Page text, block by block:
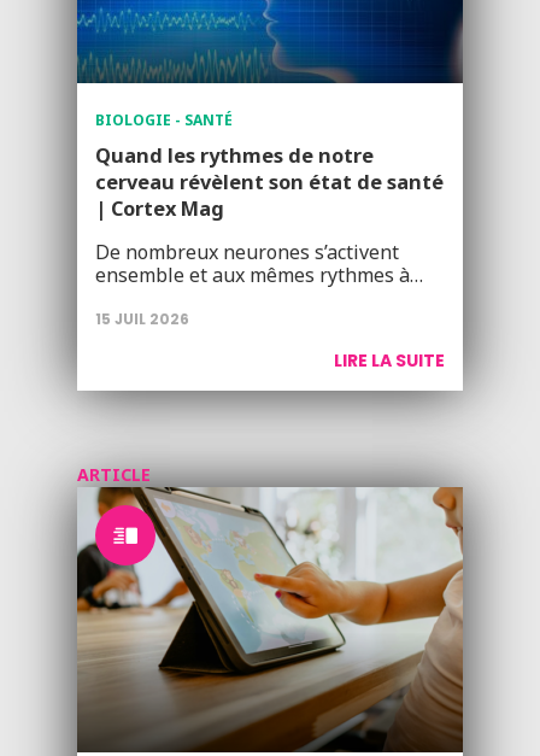
BIOLOGIE - SANTÉ
Quand les rythmes de notre
cerveau révèlent son état de santé
| Cortex Mag
De nombreux neurones s’activent
ensemble et aux mêmes rythmes à…
15 JUIL 2026
LIRE LA SUITE
ARTICLE